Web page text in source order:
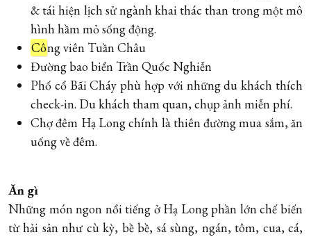
& tái hiện lịch sử ngành khai thác than trong một mô
hình hầm mỏ sống động.
Công viên Tuần Châu
Đường bao biển Trần Quốc Nghiễn
Phố cổ Bãi Cháy phù hợp với những du khách thích
check-in. Du khách tham quan, chụp ảnh miễn phí.
Chợ đêm Hạ Long chính là thiên đường mua sắm, ăn
uống về đêm.
Ăn gì
Những món ngon nổi tiếng ở Hạ Long phần lớn chế biến
từ hải sản như cù kỳ, bề bề, sá sùng, ngán, tôm, cua, cá,